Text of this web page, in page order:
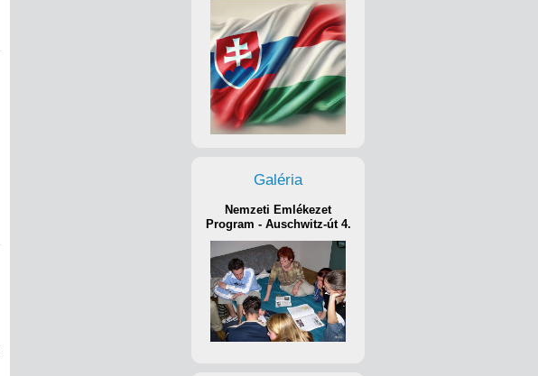
Galéria
Nemzeti Emlékezet
Program - Auschwitz-út 4.